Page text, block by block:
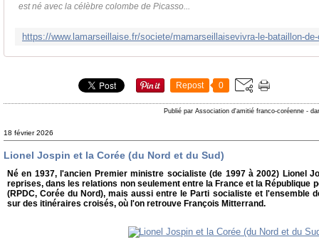
est né avec la célèbre colombe de Picasso...
Repost 0
Publié par Association d'amitié franco-coréenne -
18 février 2026
Lionel Jospin et la Corée (du Nord et du Sud)
Né en 1937, l'ancien Premier ministre socialiste (de 1997 à 2002) Lionel
reprises, dans les relations non seulement entre la France et la République
(RPDC, Corée du Nord), mais aussi entre le Parti socialiste et l'ensemble
sur des itinéraires croisés, où l'on retrouve François Mitterrand.